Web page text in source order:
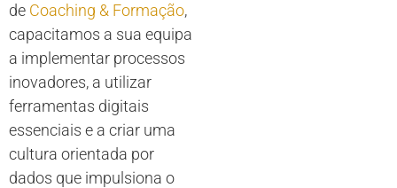
de Coaching & Formação,
capacitamos a sua equipa
a implementar processos
inovadores, a utilizar
ferramentas digitais
essenciais e a criar uma
cultura orientada por
dados que impulsiona o